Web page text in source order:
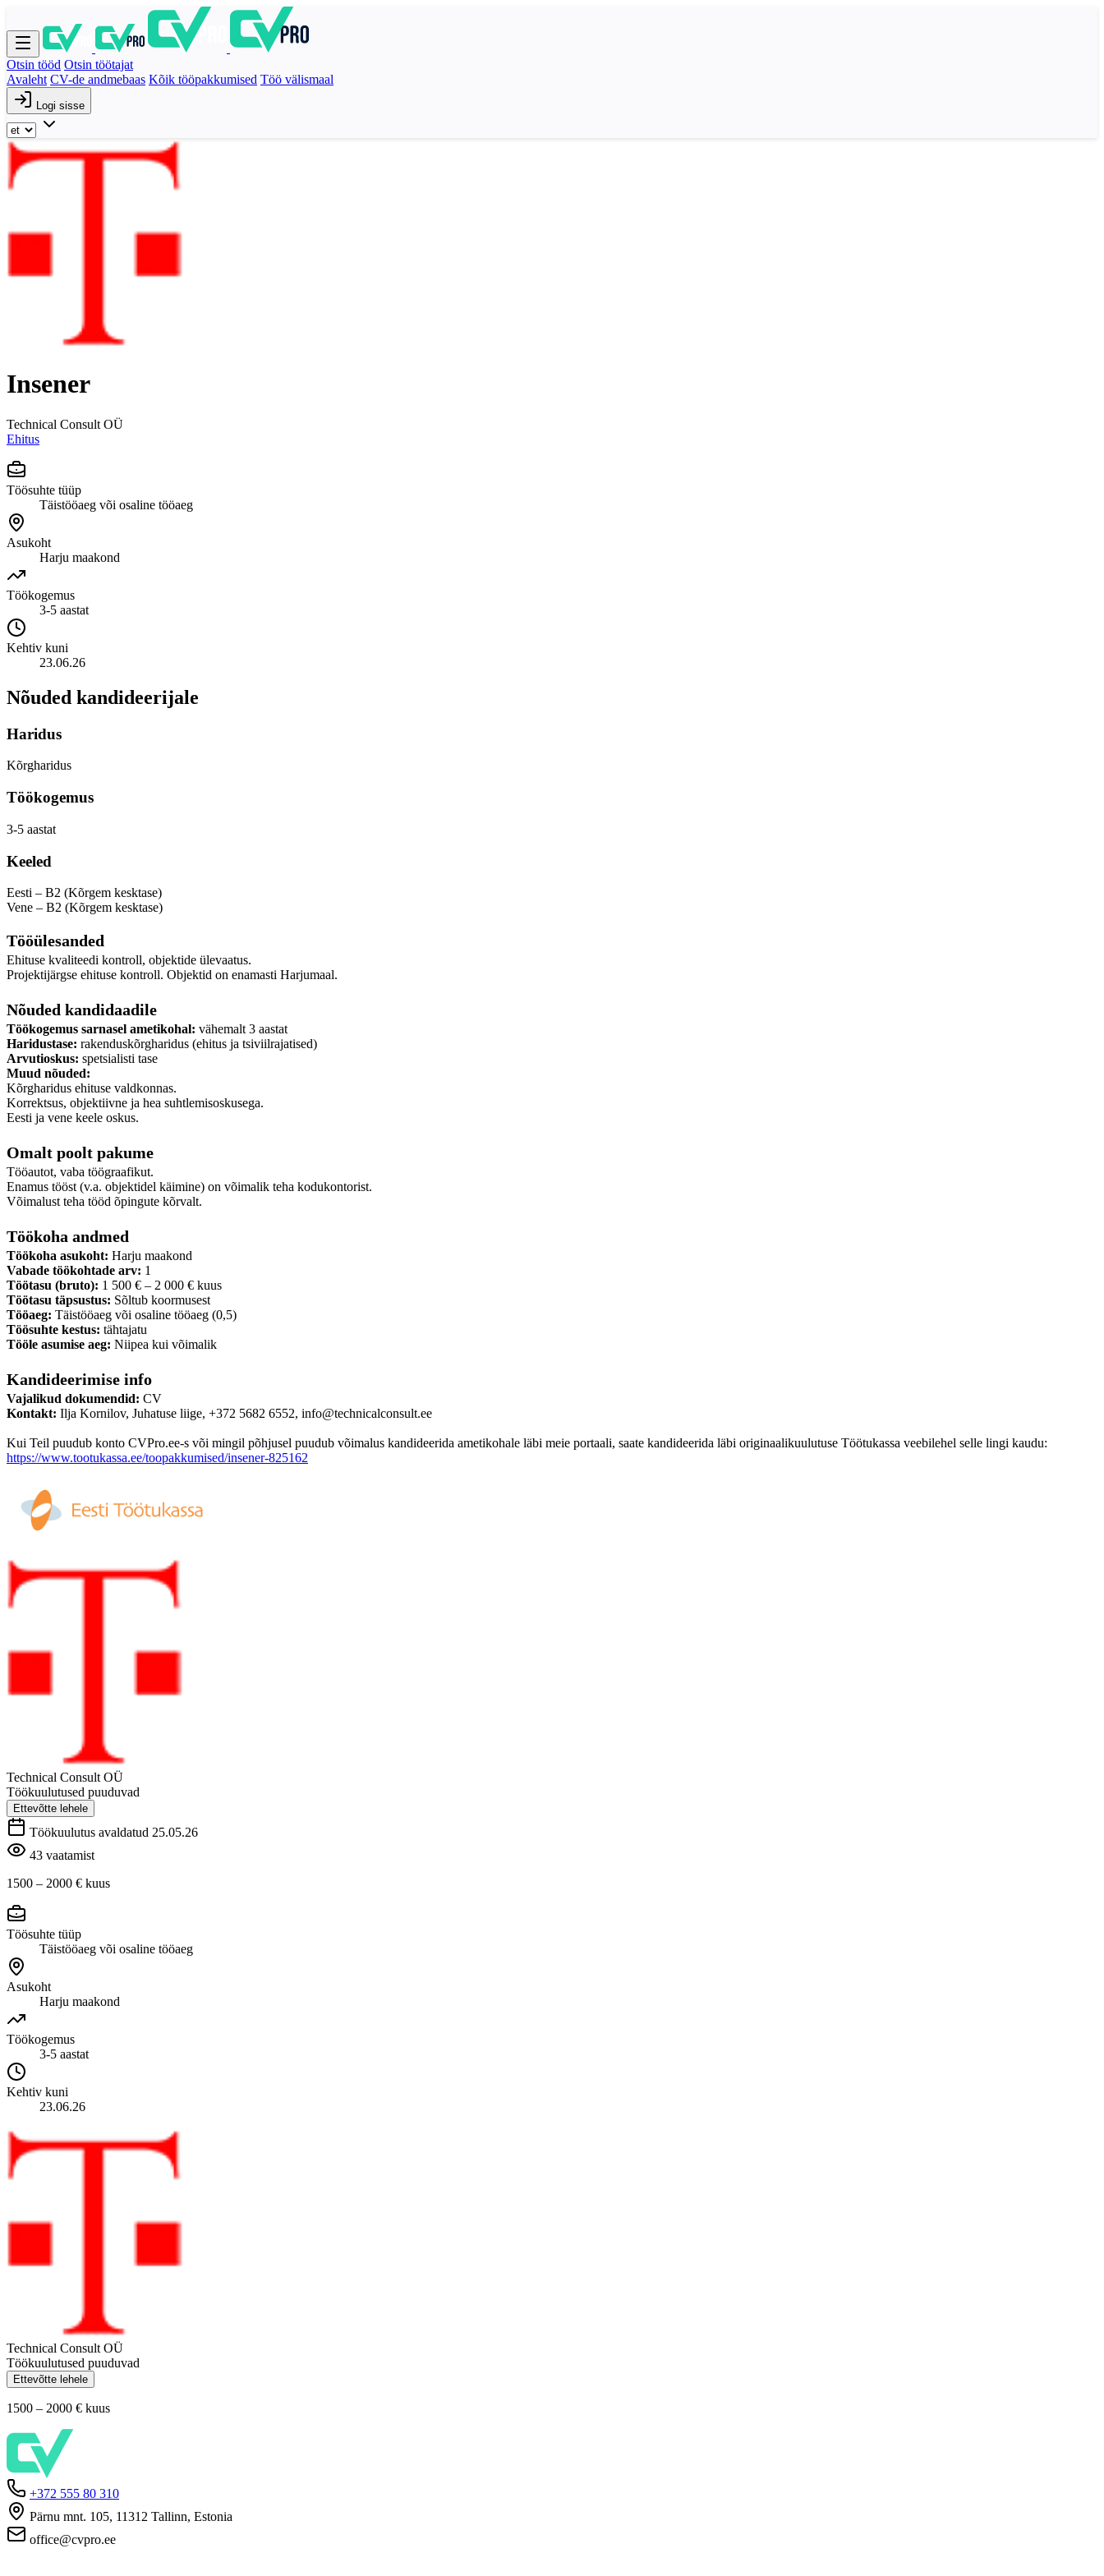
Otsin tööd Otsin töötajat
Avaleht CV-de andmebaas Kõik tööpakkumised Töö välismaal
Logi sisse
Insener
Technical Consult OÜ
Ehitus
Töösuhte tüüp
Täistööaeg või osaline tööaeg
Asukoht
Harju maakond
Töökogemus
3-5 aastat
Kehtiv kuni
23.06.26
Nõuded kandideerijale
Haridus
Kõrgharidus
Töökogemus
3-5 aastat
Keeled
Eesti – B2 (Kõrgem kesktase)
Vene – B2 (Kõrgem kesktase)
Tööülesanded
Ehituse kvaliteedi kontroll, objektide ülevaatus.
Projektijärgse ehituse kontroll. Objektid on enamasti Harjumaal.
Nõuded kandidaadile
Töökogemus sarnasel ametikohal: vähemalt 3 aastat
Haridustase: rakenduskõrgharidus (ehitus ja tsiviilrajatised)
Arvutioskus: spetsialisti tase
Muud nõuded:
Kõrgharidus ehituse valdkonnas.
Korrektsus, objektiivne ja hea suhtlemisoskusega.
Eesti ja vene keele oskus.
Omalt poolt pakume
Tööautot, vaba töögraafikut.
Enamus tööst (v.a. objektidel käimine) on võimalik teha kodukontorist.
Võimalust teha tööd õpingute kõrvalt.
Töökoha andmed
Töökoha asukoht: Harju maakond
Vabade töökohtade arv: 1
Töötasu (bruto): 1 500 € – 2 000 € kuus
Töötasu täpsustus: Sõltub koormusest
Tööaeg: Täistööaeg või osaline tööaeg (0,5)
Töösuhte kestus: tähtajatu
Tööle asumise aeg: Niipea kui võimalik
Kandideerimise info
Vajalikud dokumendid: CV
Kontakt: Ilja Kornilov, Juhatuse liige, +372 5682 6552, info@technicalconsult.ee
Kui Teil puudub konto CVPro.ee-s või mingil põhjusel puudub võimalus kandideerida ametikohale läbi meie portaali, saate kandideerida läbi originaalikuulutuse Töötukassa veebilehel selle lingi kaudu:
https://www.tootukassa.ee/toopakkumised/insener-825162
Technical Consult OÜ
Töökuulutused puuduvad
Ettevõtte lehele
Töökuulutus avaldatud 25.05.26
43 vaatamist
1500 – 2000 € kuus
Töösuhte tüüp
Täistööaeg või osaline tööaeg
Asukoht
Harju maakond
Töökogemus
3-5 aastat
Kehtiv kuni
23.06.26
Technical Consult OÜ
Töökuulutused puuduvad
Ettevõtte lehele
1500 – 2000 € kuus
+372 555 80 310
Pärnu mnt. 105, 11312 Tallinn, Estonia
office@cvpro.ee